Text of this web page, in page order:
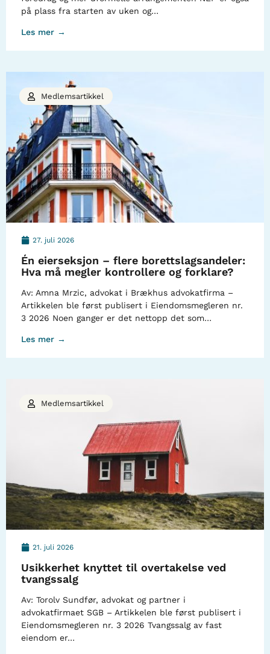
på plass fra starten av uken og…
Les mer →
27. juli 2026
Én eierseksjon – flere borettslagsandeler:
Hva må megler kontrollere og forklare?
Av: Amna Mrzic, advokat i Brækhus advokatfirma –
Artikkelen ble først publisert i Eiendomsmegleren nr.
3 2026 Noen ganger er det nettopp det som…
Les mer →
Medlemsartikkel
21. juli 2026
Usikkerhet knyttet til overtakelse ved
tvangssalg
Av: Torolv Sundfør, advokat og partner i
advokatfirmaet SGB – Artikkelen ble først publisert i
Eiendomsmegleren nr. 3 2026 Tvangssalg av fast
eiendom er…
Medlemsartikkel